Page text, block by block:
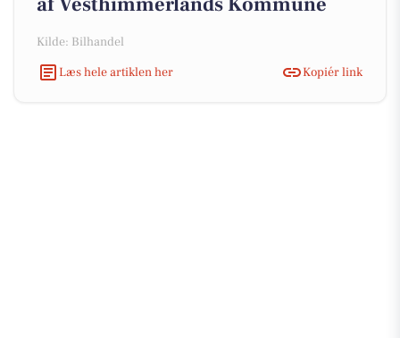
Kilde: Bilhandel
Læs hele artiklen her
Kopiér link